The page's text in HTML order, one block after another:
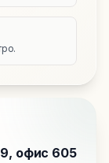
офис 605